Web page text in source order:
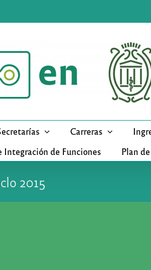
Carreras
Integración de Funciones
Plan
2015